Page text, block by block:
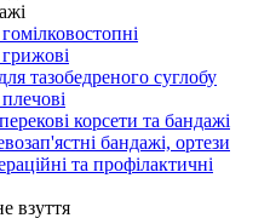
тазобедреного суглобу
корсети та бандажі
бандажі, ортези
та профілактичні